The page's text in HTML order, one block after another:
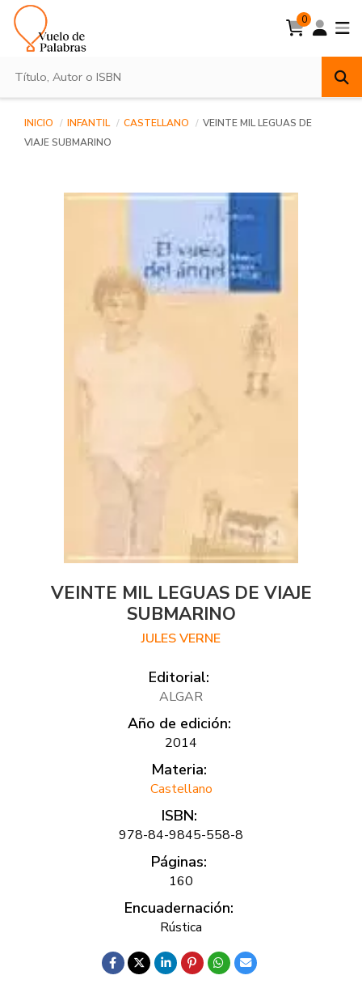
0
INICIO INFANTIL CASTELLANO
VEINTE MIL LEGUAS DE
VIAJE SUBMARINO
VEINTE MIL LEGUAS DE VIAJE
SUBMARINO
JULES VERNE
Editorial:
ALGAR
Año de edición:
2014
Materia:
Castellano
ISBN:
978-84-9845-558-8
Páginas:
160
Encuadernación:
Rústica